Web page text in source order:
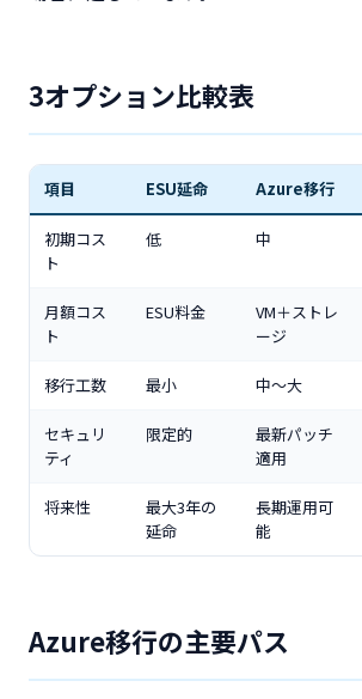
3オプション比較表
項目 ESU延命 Azure移行
初期コス
ト
低 中
月額コス
ト
ESU料金
VM＋ストレ
ージ
移行工数 最小 中〜大
セキュリ
ティ
限定的
最新パッチ
適用
将来性
最大3年の
延命
長期運用可
能
Azure移行の主要パス